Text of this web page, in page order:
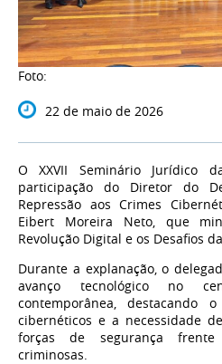
Foto:
22 de maio de 2026
O XXVII Seminário Jurídico
participação do Diretor do
Repressão aos Crimes
Eibert Moreira Neto, que
Revolução Digital e os Desafios
Durante a explanação, o
avanço tecnológico no
contemporânea, destacando
cibernéticos e a necessidade
forças de segurança
criminosas.